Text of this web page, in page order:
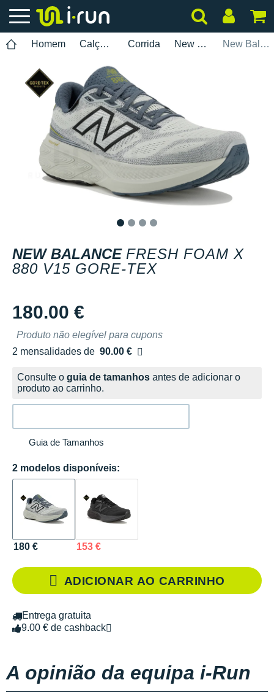
Homem Calçados Corrida New Balance New Balance Fresh Foam X 880 V15 Gore-Tex
NEW BALANCE FRESH FOAM X
880 V15 GORE-TEX
180.00 €
Produto não elegível para cupons
2 mensalidades de 90.00 €
sem custos
Consulte o guia de tamanhos antes de adicionar o
produto ao carrinho.
Guia de Tamanhos
2 modelos disponíveis:
180 € 153 €
ADICIONAR AO CARRINHO
Entrega gratuita
9.00 € de cashback
A opinião da equipa i-Run